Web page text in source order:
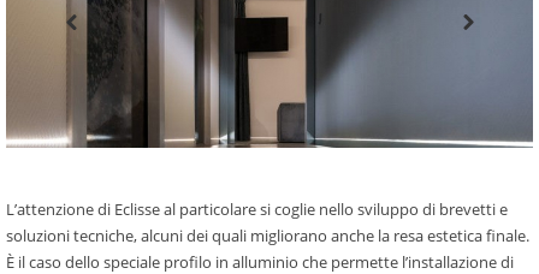
L’attenzione di Eclisse al particolare si coglie nello sviluppo di brevetti e
soluzioni tecniche, alcuni dei quali migliorano anche la resa estetica ﬁnale.
È il caso dello speciale proﬁlo in alluminio che permette l’installazione di